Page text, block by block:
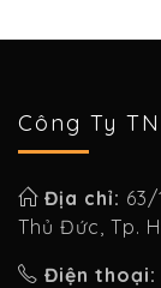
Công Ty
Địa chỉ: 63/
Thủ Đức, Tp.
Điện thoại: